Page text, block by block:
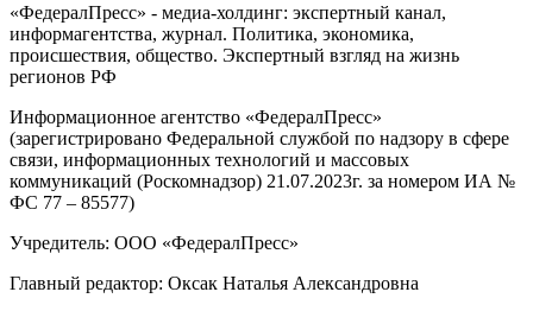
«ФедералПресс» - медиа-холдинг: экспертный канал,
информагентства, журнал. Политика, экономика,
происшествия, общество. Экспертный взгляд на жизнь
регионов РФ
Информационное агентство «ФедералПресс»
(зарегистрировано Федеральной службой по надзору в сфере
связи, информационных технологий и массовых
коммуникаций (Роскомнадзор) 21.07.2023г. за номером ИА №
ФС 77 – 85577)
Учредитель: ООО «ФедералПресс»
Главный редактор: Оксак Наталья Александровна